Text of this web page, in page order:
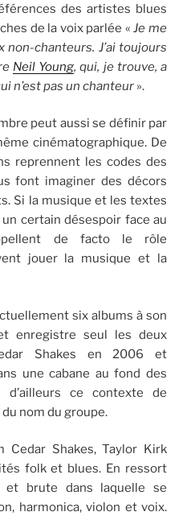
des artistes blues
de la voix parlée «Je me
chanteurs. J’ai toujours
Neil Young, qui, je trouve, a
n’est pas un chanteur ».
peut aussi se définir par
cinématographique. De
reprennent les codes des
font imaginer des décors
Si la musique et les textes
certain désespoir face au
de facto le rôle
jouer la musique et la
six albums à son
enregistre seul les deux
Shakes en 2006 et
une cabane au fond des
d’ailleurs ce contexte de
nom du groupe.
Cedar Shakes, Taylor Kirk
folk et blues. En ressort
et brute dans laquelle se
harmonica, violon et voix.